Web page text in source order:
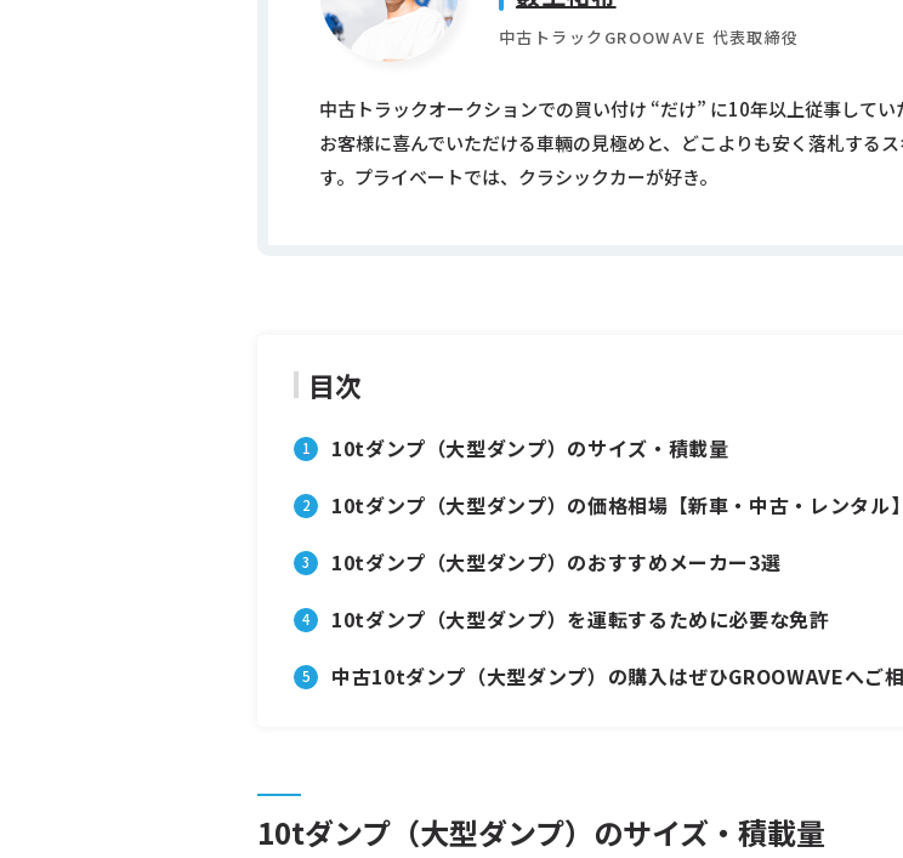
中古トラックGROOWAVE 代表取締役
中古トラックオークションでの買い付け “だけ” に10年以上従事して
お客様に喜んでいただける車輛の見極めと、どこよりも安く落札する
す。プライベートでは、クラシックカーが好き。
目次
10tダンプ（大型ダンプ）のサイズ・積載量
10tダンプ（大型ダンプ）の価格相場【新車・中古・レンタル】
10tダンプ（大型ダンプ）のおすすめメーカー3選
10tダンプ（大型ダンプ）を運転するために必要な免許
中古10tダンプ（大型ダンプ）の購入はぜひGROOWAVEへご
10tダンプ（大型ダンプ）のサイズ・積載量